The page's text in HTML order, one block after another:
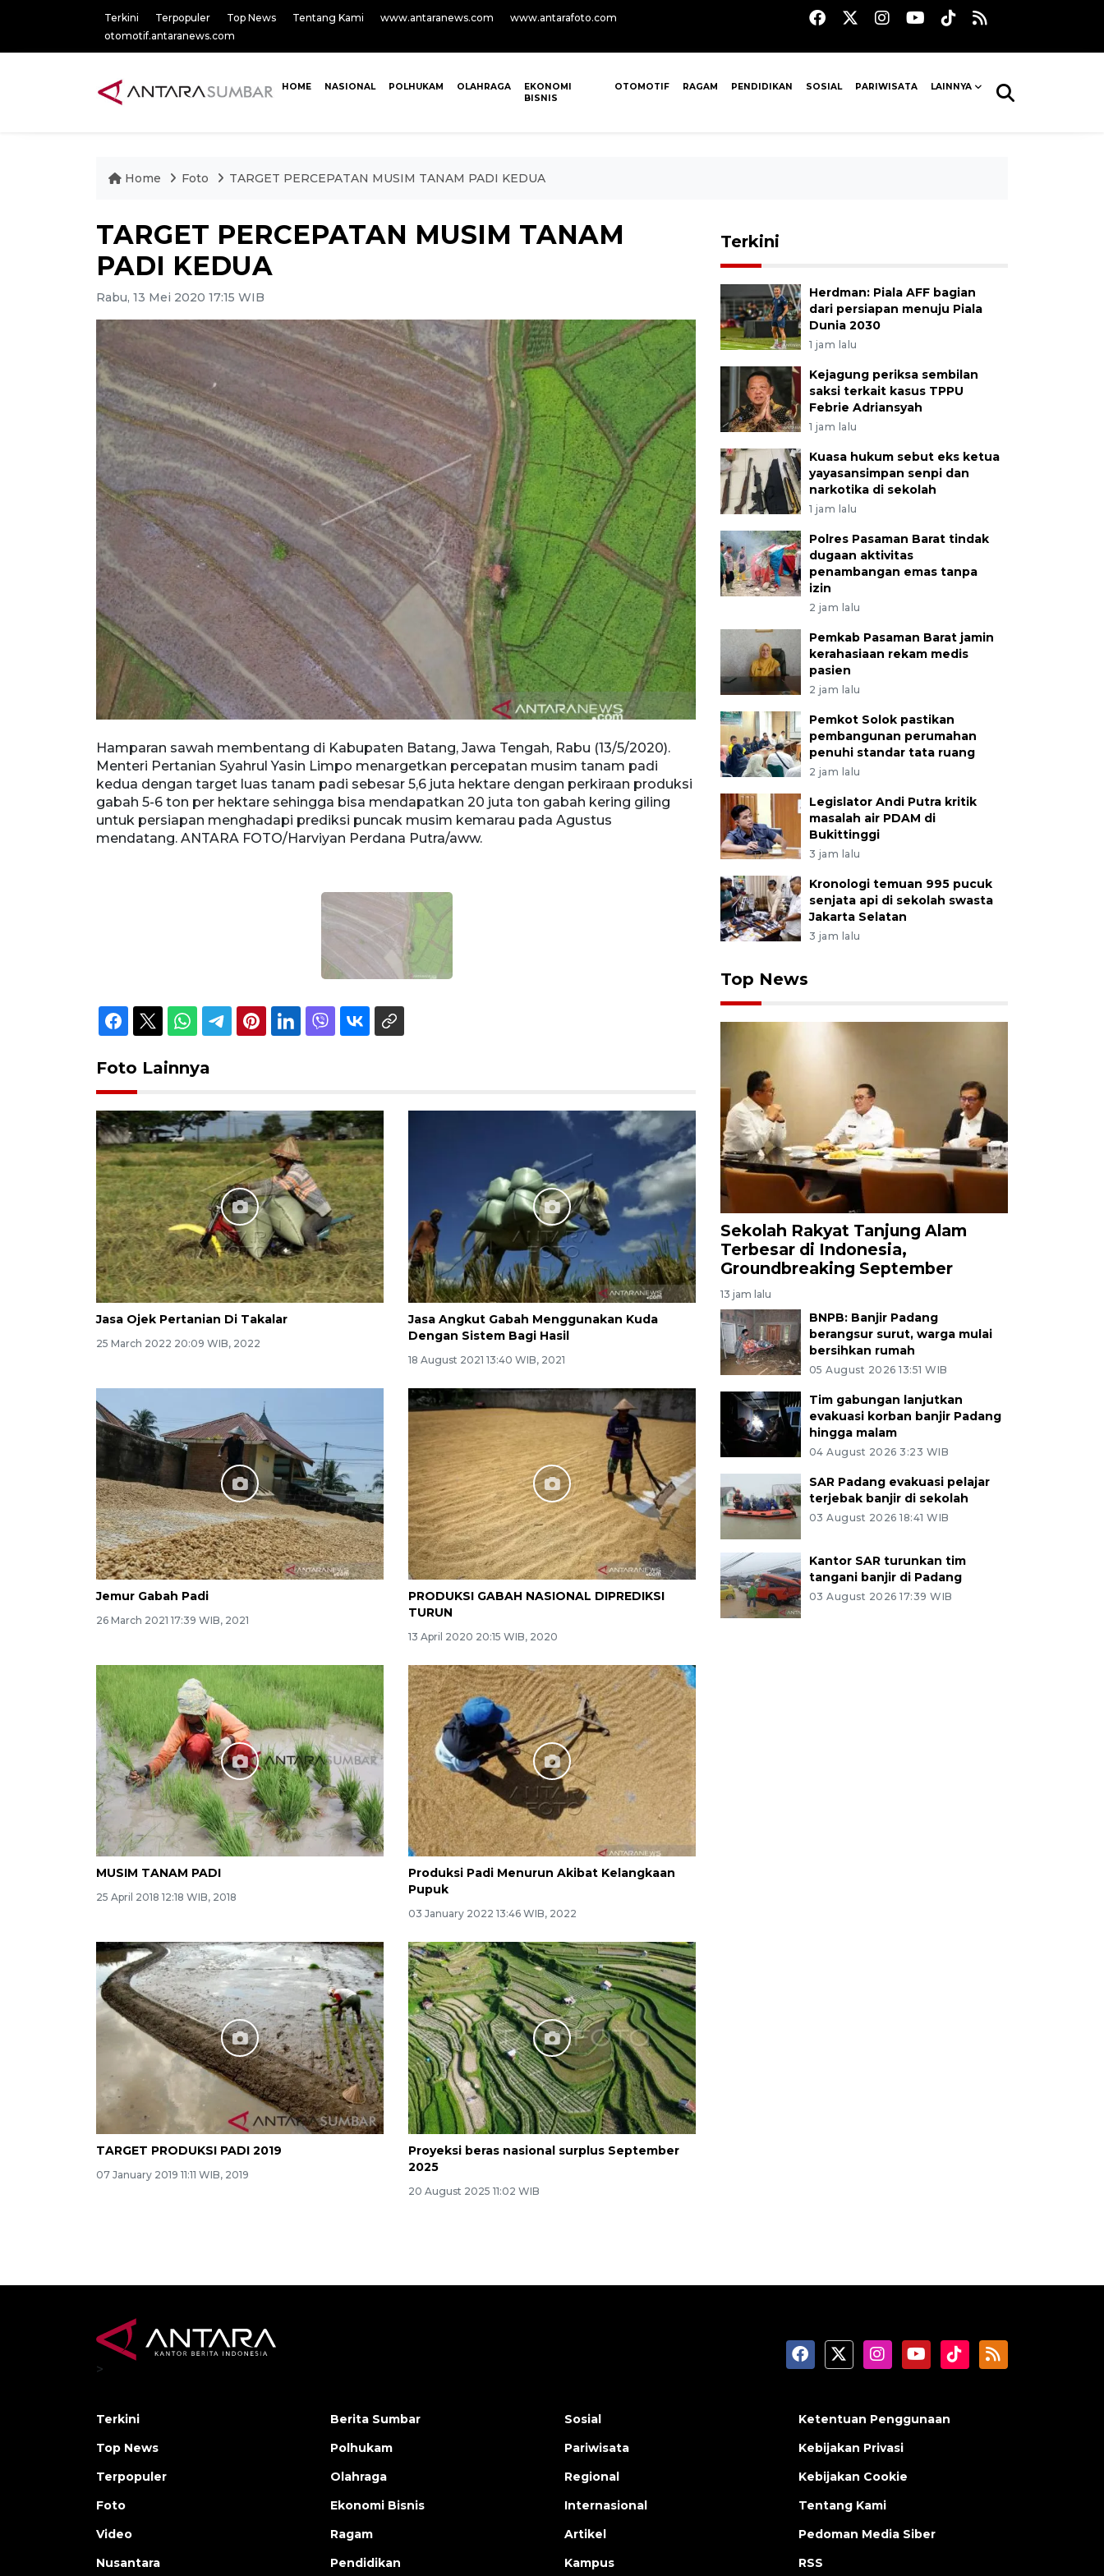
Terkini Terpopuler Top News Tentang Kami www.antaranews.com
www.antarafoto.com
otomotif.antaranews.com
HOME NASIONAL POLHUKAM OLAHRAGA
EKONOMI
BISNIS
OTOMOTIF RAGAM PENDIDIKAN SOSIAL PARIWISATA LAINNYA
Home Foto TARGET PERCEPATAN MUSIM TANAM PADI KEDUA
TARGET PERCEPATAN MUSIM TANAM
PADI KEDUA
Rabu, 13 Mei 2020 17:15 WIB
Hamparan sawah membentang di Kabupaten Batang, Jawa Tengah, Rabu (13/5/2020).
Menteri Pertanian Syahrul Yasin Limpo menargetkan percepatan musim tanam padi
kedua dengan target luas tanam padi sebesar 5,6 juta hektare dengan perkiraan produksi
gabah 5-6 ton per hektare sehingga bisa mendapatkan 20 juta ton gabah kering giling
untuk persiapan menghadapi prediksi puncak musim kemarau pada Agustus
mendatang. ANTARA FOTO/Harviyan Perdana Putra/aww.
Foto Lainnya
Jasa Ojek Pertanian Di Takalar
25 March 2022 20:09 WIB, 2022
Jasa Angkut Gabah Menggunakan Kuda
Dengan Sistem Bagi Hasil
18 August 2021 13:40 WIB, 2021
Jemur Gabah Padi
26 March 2021 17:39 WIB, 2021
PRODUKSI GABAH NASIONAL DIPREDIKSI
TURUN
13 April 2020 20:15 WIB, 2020
MUSIM TANAM PADI
25 April 2018 12:18 WIB, 2018
Produksi Padi Menurun Akibat Kelangkaan
Pupuk
03 January 2022 13:46 WIB, 2022
TARGET PRODUKSI PADI 2019
07 January 2019 11:11 WIB, 2019
Proyeksi beras nasional surplus September
2025
20 August 2025 11:02 WIB
Terkini
Herdman: Piala AFF bagian
dari persiapan menuju Piala
Dunia 2030
1 jam lalu
Kejagung periksa sembilan
saksi terkait kasus TPPU
Febrie Adriansyah
1 jam lalu
Kuasa hukum sebut eks ketua
yayasansimpan senpi dan
narkotika di sekolah
1 jam lalu
Polres Pasaman Barat tindak
dugaan aktivitas
penambangan emas tanpa
izin
2 jam lalu
Pemkab Pasaman Barat jamin
kerahasiaan rekam medis
pasien
2 jam lalu
Pemkot Solok pastikan
pembangunan perumahan
penuhi standar tata ruang
2 jam lalu
Legislator Andi Putra kritik
masalah air PDAM di
Bukittinggi
3 jam lalu
Kronologi temuan 995 pucuk
senjata api di sekolah swasta
Jakarta Selatan
3 jam lalu
Top News
Sekolah Rakyat Tanjung Alam
Terbesar di Indonesia,
Groundbreaking September
13 jam lalu
BNPB: Banjir Padang
berangsur surut, warga mulai
bersihkan rumah
05 August 2026 13:51 WIB
Tim gabungan lanjutkan
evakuasi korban banjir Padang
hingga malam
04 August 2026 3:23 WIB
SAR Padang evakuasi pelajar
terjebak banjir di sekolah
03 August 2026 18:41 WIB
Kantor SAR turunkan tim
tangani banjir di Padang
03 August 2026 17:39 WIB
>
Terkini
Top News
Terpopuler
Foto
Video
Nusantara
Berita Sumbar
Polhukam
Olahraga
Ekonomi Bisnis
Ragam
Pendidikan
Sosial
Pariwisata
Regional
Internasional
Artikel
Kampus
Ketentuan Penggunaan
Kebijakan Privasi
Kebijakan Cookie
Tentang Kami
Pedoman Media Siber
RSS